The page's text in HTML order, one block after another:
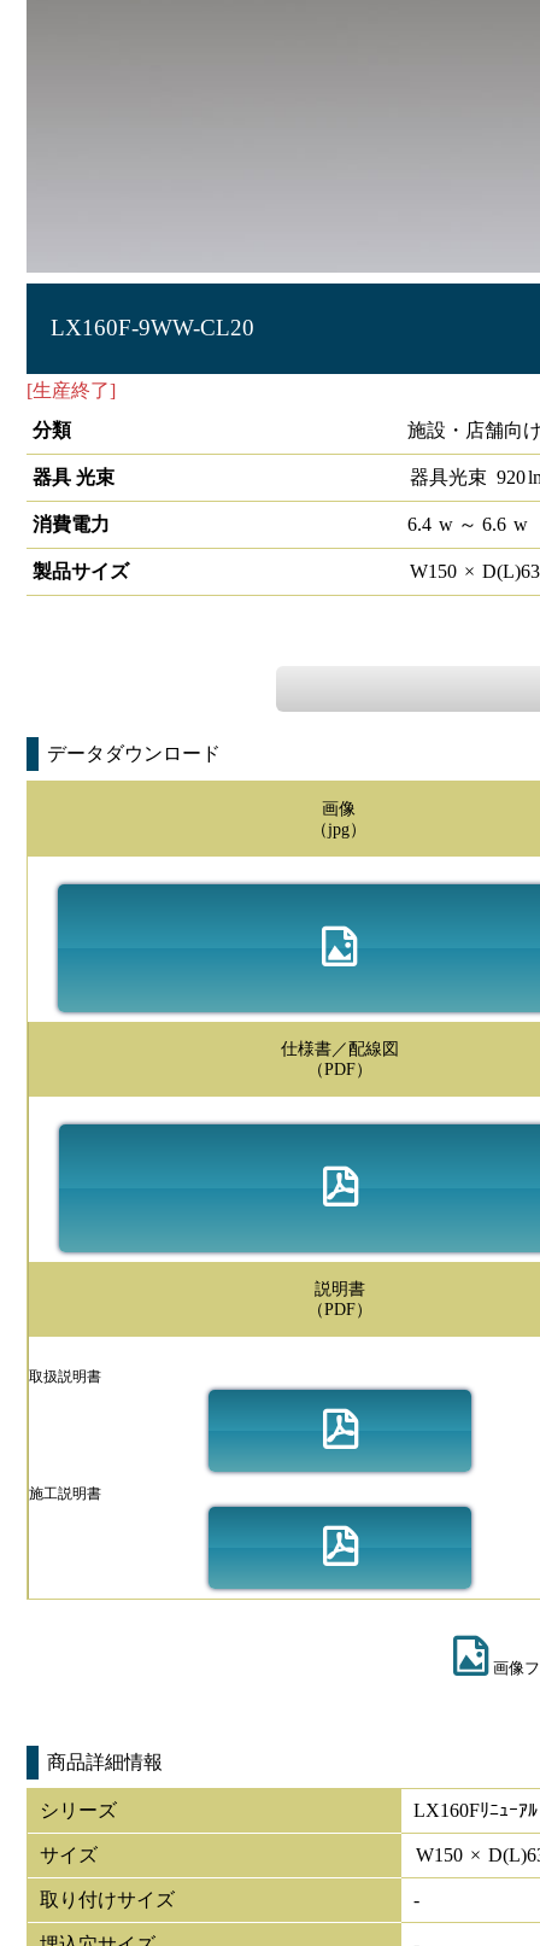
LX160F-9WW-CL20
[生産終了]
分類
施設・店舗向
器具 光束 器具光束 920
消費電力 6.4 w～ 6.6 w
製品サイズ W150 × D(L)
データダウンロード
画像
（jpg）
仕様書／配線図
（PDF）
説明書
（PDF）
取扱説明書
施工説明書
画像
商品詳細情報
シリーズ LX160Fﾘﾆｭｰｱﾙ
サイズ W150 × D(L)
取り付けサイズ -